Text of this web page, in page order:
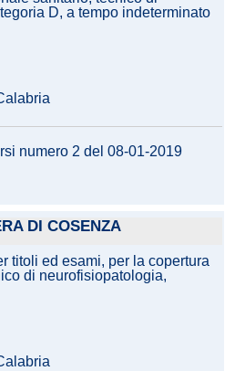
D, a tempo indeterminato
numero 2 del 08-01-2019
DI COSENZA
titoli ed esami, per la copertura
di neurofisiopatologia,